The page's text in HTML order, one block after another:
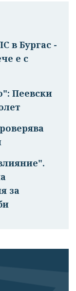
в Бургас -
е с
Пеевски
за